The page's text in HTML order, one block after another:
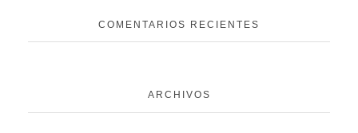
COMENTARIOS RECIENTES
ARCHIVOS